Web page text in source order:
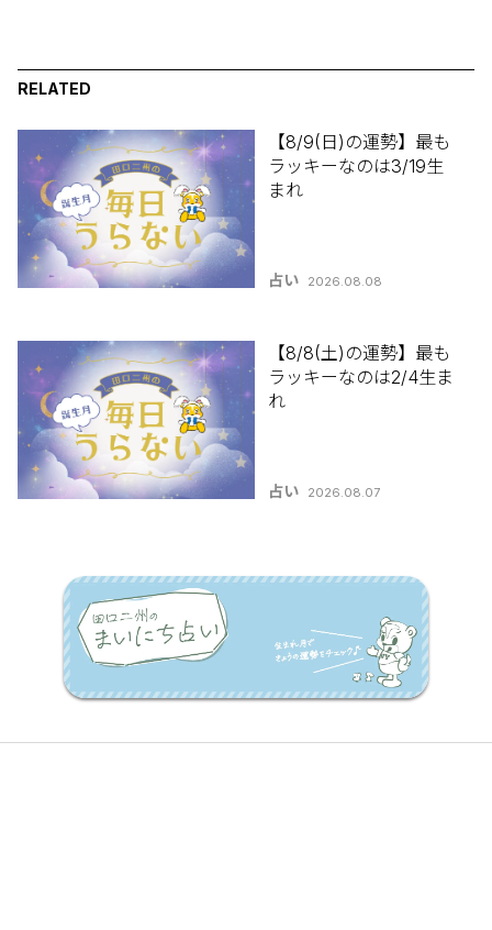
RELATED
【8/9(日)の運勢】最も
ラッキーなのは3/19生
まれ
占い 2026.08.08
【8/8(土)の運勢】最も
ラッキーなのは2/4生ま
れ
占い 2026.08.07